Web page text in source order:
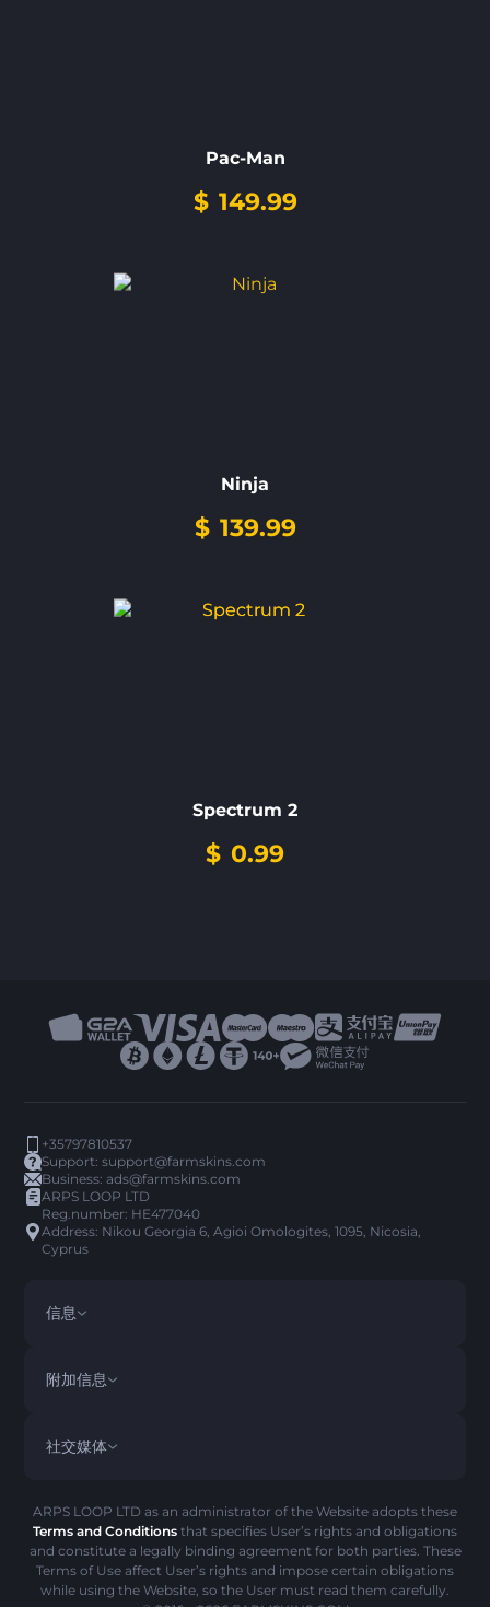
Pac-Man
$ 149.99
Ninja
$ 139.99
Spectrum 2
$ 0.99
+35797810537
Support:support@farmskins.com
Business:ads@farmskins.com
ARPS LOOP LTD
Reg.number: HE477040
Address: Nikou Georgia 6, Agioi Omologites, 1095, Nicosia,
Cyprus
信息
条款与条件
退款政策
COOKIE 政策
附加信息
常见问题解答
PICK’EM 历史
社交媒体
ARPS LOOP LTD as an administrator of the Website adopts these
Terms and Conditions that specifies User’s rights and obligations
and constitute a legally binding agreement for both parties. These
Terms of Use affect User’s rights and impose certain obligations
while using the Website, so the User must read them carefully.